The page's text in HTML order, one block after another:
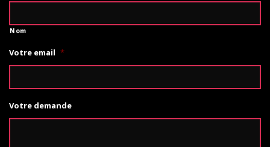
Nom
Votre email *
Votre demande